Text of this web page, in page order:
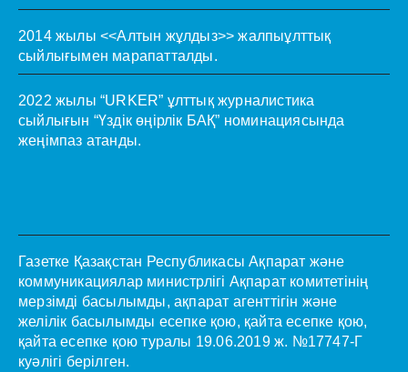
2014 жылы <<Алтын жұлдыз>> жалпыұлттық
сыйлығымен марапатталды.
2022 жылы “URKER” ұлттық журналистика
сыйлығын “Үздік өңірлік БАҚ” номинациясында
жеңімпаз атанды.
Газетке Қазақстан Республикасы Ақпарат және
коммуникациялар министрлігі Ақпарат комитетінің
мерзімді басылымды, ақпарат агенттігін және
желілік басылымды есепке қою, қайта есепке қою,
қайта есепке қою туралы 19.06.2019 ж. №17747-Г
куәлігі берілген.